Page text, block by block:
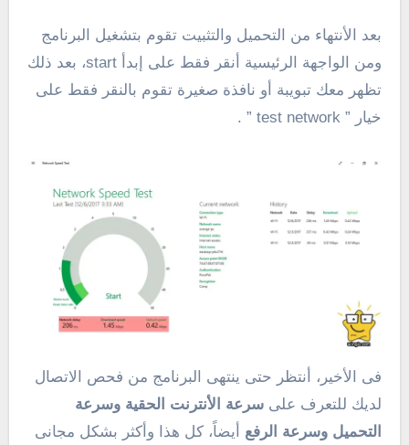
بعد الأنتهاء من التحميل والتثبيت تقوم بتشغيل البرنامج
ومن الواجهة الرئيسية أنقر فقط على إبدأ start، بعد ذلك
تظهر معك تبويبة أو نافذة صغيرة تقوم بالنقر فقط على
خيار ” test network ” .
فى الأخير، أنتظر حتى ينتهى البرنامج من فحص الاتصال
لديك للتعرف على سرعة الأنترنت الحقية وسرعة
التحميل وسرعة الرفع أيضاً، كل هذا وأكثر بشكل مجانى